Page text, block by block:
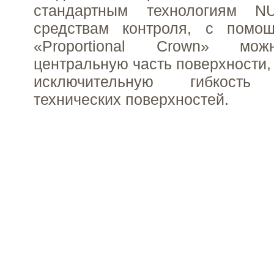
стандартным технологиям
средствам контроля, с
«Proportional Crown»
центральную часть
исключительную гибкость
технических поверхностей.